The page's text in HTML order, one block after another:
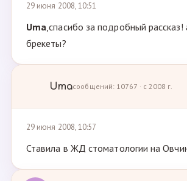
29 июня 2008, 10:51
Uma,спасибо за подробный рассказ!
брекеты?
Umaсообщений: 10767 · с 2008 г.
29 июня 2008, 10:57
Ставила в ЖД стоматологии на